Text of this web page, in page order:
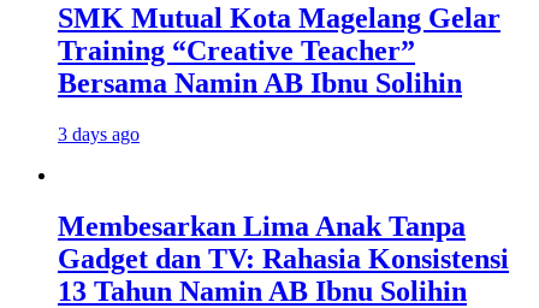
SMK Mutual Kota Magelang Gelar
Training “Creative Teacher”
Bersama Namin AB Ibnu Solihin
3 days ago
Membesarkan Lima Anak Tanpa
Gadget dan TV: Rahasia Konsistensi
13 Tahun Namin AB Ibnu Solihin